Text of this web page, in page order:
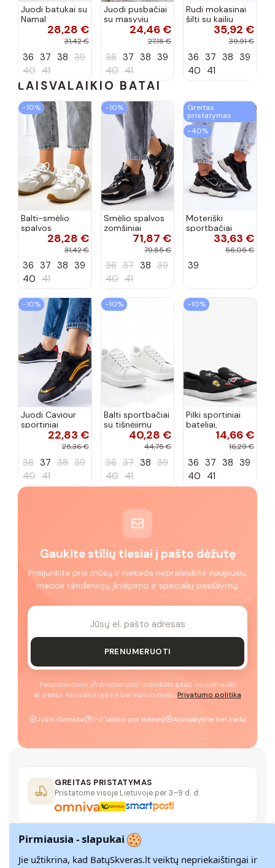
Juodi batukai su
Namal
dekoracija28,28 €
31,42 €
36 37 38 39
40 41
Juodi pusbačiai
su masyviu
padu Teska24,46 €
27,18 €
36 37 38 39
40 41
Rudi mokasinai
šilti su kailiu
35,92 €
39,91 €
36 37 38 39
40 41
LAISVALAIKIO BATAI
−10%
Balti-smėlio
spalvos
sportiniai
Casey
28,28 €
31,42 €
36 37 38 39
40 41
−10%
Smėlio spalvos
zomšiniai
sportiniai
bateliai, „Karino"
71,87 €
79,85 €
36 37 38 39
40 41
Greitas
pristatymas
−40%
Moteriški
sportbačiai
juodos spalvos
33,63 €
56,05 €
39
−10%
Juodi Caviour
sportiniai
sportbačiai22,83 €
25,36 €
36 37 38 39
40 41
−10%
Balti sportbačiai
su tišnėjimu
Peyton40,28 €
44,75 €
36 37 38 39
40 41
−10%
Pilki sportiniai
bateliai,
„Justice"14,66 €
16,29 €
36 37 38 39
40 41
Gaukite stilių tiesiai į pašto dėžutę
Prisijunkite prie mūsų ir niekada nepraleiskite naujausių
mados tendencijų, įkvėpimo ir specialių pasiūlymų.
PRENUMERUOTI
Paspausdami „Prenumeruoti" sutinkate gauti naujienlaiškį
el. paštu. Atsisakyti galite bet kuriuo metu. Privatumo politika
Jokio šlamšto 1–2 laiškai per mėnesį Atsisakykite bet kada
GREITAS PRISTATYMAS
Pristatome visoje Lietuvoje per 3–9 d. d.
14 DIENŲ GRĄŽINIMAS
Paprastas grąžinimas paštomatais su pinigų
Pirmiausia - slapukai
Jie užtikrina, kad BatųSkveras.lt veiktų nepriekaištingai ir